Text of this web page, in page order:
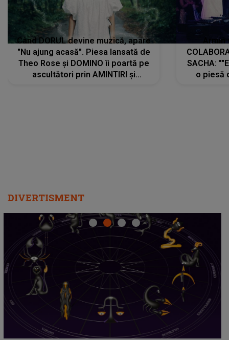
Când DORUL devine muzică, apare
"Nu ajung acasă". Piesa lansată de
Theo Rose și DOMINO îi poartă pe
ascultători prin AMINTIRI și
SACHA:
o piesă
DIVERTISMENT